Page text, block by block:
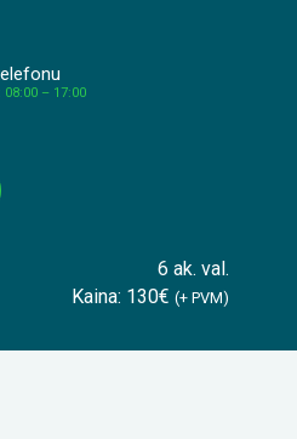
– 17:00
6 ak. val.
Kaina: 130€ (+ PVM)